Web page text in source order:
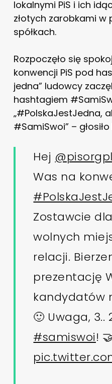
lokalnymi PiS i ich
złotych zarobkami
spółkach.
Rozpoczęło się
konwencji PiS pod
jedna” ludowcy
hashtagiem
„#PolskaJestJedna,
#SamiSwoi” – głosiło
Hej @pisorgpl
Was na
Zostawcie
wolnych
relacji.
prezentację
kandydatów
🙂 Uwaga, 3..
#samiswoi!